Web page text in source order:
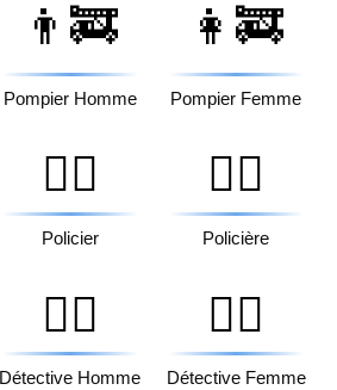
👨‍🚒
Pompier Homme
👩‍🚒
Pompier Femme
👮‍♂️
Policier
👮‍♀️
Policière
🕵️‍♂️
Détective Homme
🕵️‍♀️
Détective Femme